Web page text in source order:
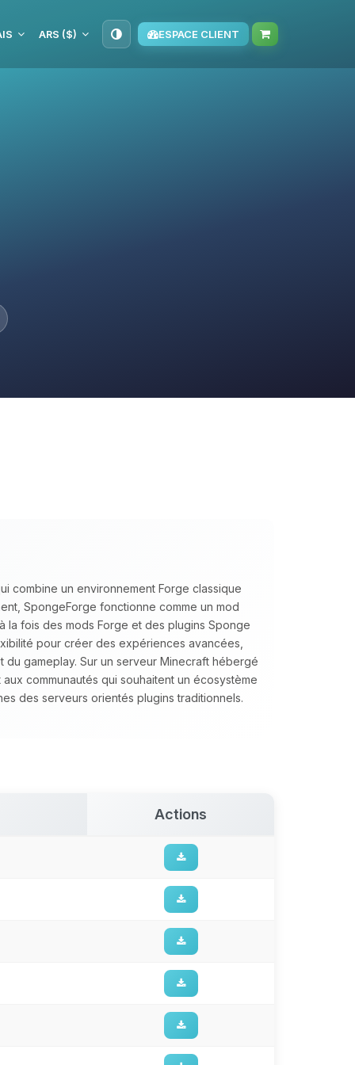
ARS ($) ESPACE CLIENT
combine un environnement Forge classique
SpongeForge fonctionne comme un mod
la fois des mods Forge et des plugins Sponge
pour créer des expériences avancées,
gameplay. Sur un serveur Minecraft hébergé
communautés qui souhaitent un écosystème
des serveurs orientés plugins traditionnels.
Actions